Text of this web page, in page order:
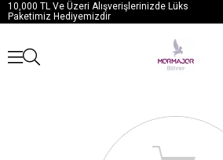
10,000 TL Ve Üzeri Alışverişlerinizde Lüks
Paketimiz Hediyemizdir